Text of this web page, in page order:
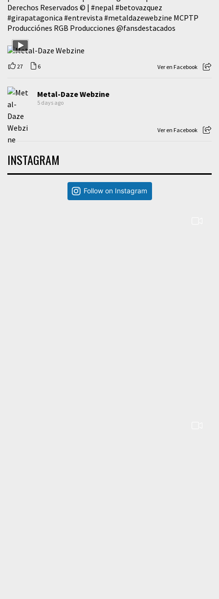
Derechos Reservados © | #nepal #betovazquez
#girapatagonica #entrevista #metaldazewebzine MCPTP
Producciónes RGB Producciones @fansdestacados
27 6 Ver en Facebook
Metal-Daze Webzine
5 days ago
Ver en Facebook
INSTAGRAM
Follow on Instagram